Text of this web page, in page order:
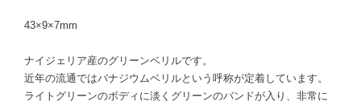
43×9×7mm
ナイジェリア産のグリーンベリルです。
近年の流通ではバナジウムベリルという呼称が定着しています。
ライトグリーンのボディに淡くグリーンのバンドが入り、非常に